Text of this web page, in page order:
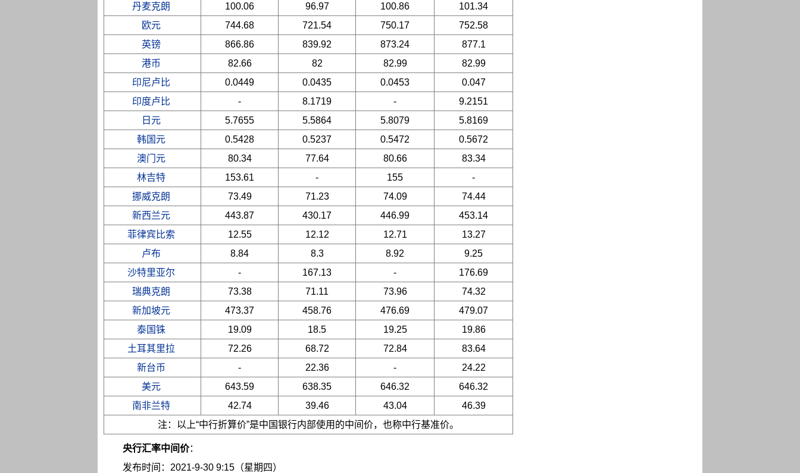
丹麦克朗
100.06 96.97 100.86
101.34
欧元
744.68 721.54 750.17
752.58
英镑
866.86 839.92 873.24
877.1
港币
82.66 82 82.99
82.99
印尼卢比
0.0449 0.0435 0.0453
0.047
印度卢比
- 8.1719 -
9.2151
日元
5.7655 5.5864 5.8079
5.8169
韩国元
0.5428 0.5237 0.5472
0.5672
澳门元
80.34 77.64 80.66
83.34
林吉特
153.61 - 155
-
挪威克朗
73.49 71.23 74.09
74.44
新西兰元
443.87 430.17 446.99
453.14
菲律宾比索
12.55 12.12 12.71
13.27
卢布
8.84 8.3 8.92
9.25
沙特里亚尔
- 167.13 -
176.69
瑞典克朗
73.38 71.11 73.96
74.32
新加坡元
473.37 458.76 476.69
479.07
泰国铢
19.09 18.5 19.25
19.86
土耳其里拉
72.26 68.72 72.84
83.64
新台币
- 22.36 -
24.22
美元
643.59 638.35 646.32
646.32
南非兰特
42.74 39.46 43.04
46.39
注：以上“中行折算价”是中国银行内部使用的中间价，也称中行基准价。
央行汇率中间价：
发布时间：2021-9-30 9:15（星期四）